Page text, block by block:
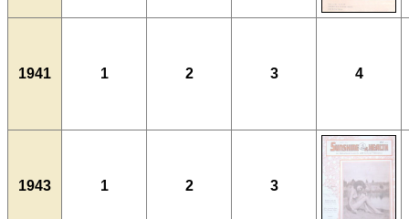
1941 1 2 3 4
1943 1 2 3